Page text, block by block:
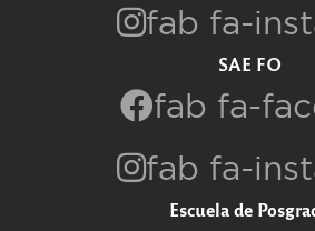
fab fa-
SAE FO
fab fa-
fab fa-
Escuela de